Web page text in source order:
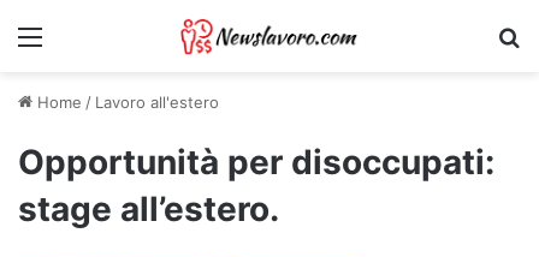
Menu
Home / Lavoro all'estero
Opportunità per disoccupati:
stage all’estero.